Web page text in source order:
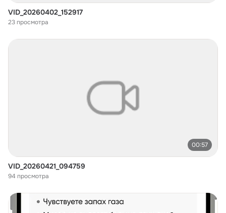
VID_20260402_152917
23 просмотра
00:57
VID_20260421_094759
94 просмотра